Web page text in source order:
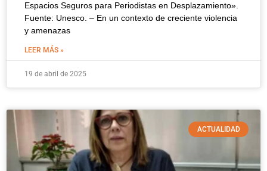
Espacios Seguros para Periodistas en Desplazamiento».
Fuente: Unesco. – En un contexto de creciente violencia
y amenazas
LEER MÁS »
19 de abril de 2025
ACTUALIDAD